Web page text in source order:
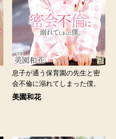
息子が通う保育園の先生と密
会不倫に溺れてしまった僕。
美園和花